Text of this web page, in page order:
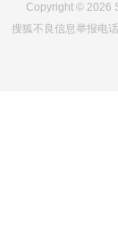
Copyright © 2026
搜狐不良信息举报电